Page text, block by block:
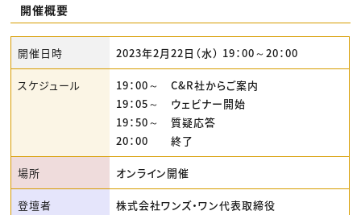
開催概要
開催日時 2023年2月22日（水） 19：00～20：00
スケジュール
19：00～ C&R社からご案内
19：05～ ウェビナー開始
19：50～ 質疑応答
20：00 終了
場所 オンライン開催
登壇者
株式会社ワンズ・ワン代表取締役